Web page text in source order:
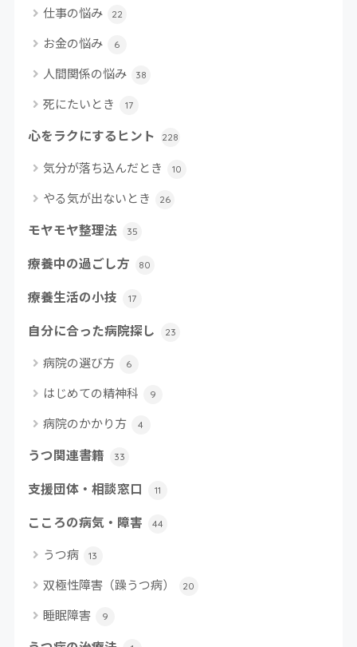
仕事の悩み 22
お金の悩み 6
人間関係の悩み 38
死にたいとき 17
心をラクにするヒント 228
気分が落ち込んだとき 10
やる気が出ないとき 26
モヤモヤ整理法 35
療養中の過ごし方 80
療養生活の小技 17
自分に合った病院探し 23
病院の選び方 6
はじめての精神科 9
病院のかかり方 4
うつ関連書籍 33
支援団体・相談窓口 11
こころの病気・障害 44
うつ病 13
双極性障害（躁うつ病） 20
睡眠障害 9